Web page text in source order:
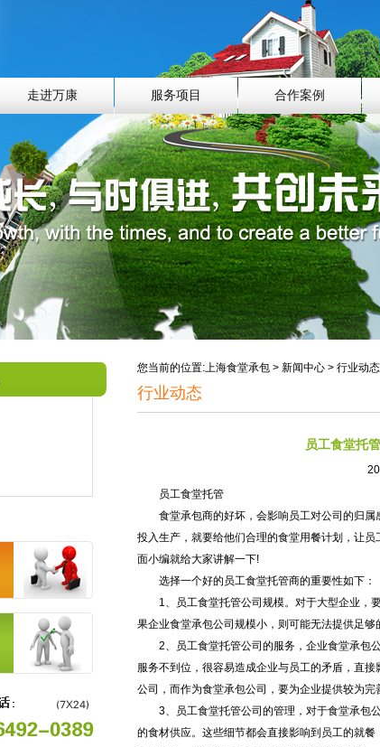
走进万康 服务项目 合作案例
您当前的位置:上海食堂承包 > 新闻中心 > 行业动态
行业动态
员工食堂托
员工食堂托管
食堂承包商的好坏，会影响员工对公司的归属
投入生产，就要给他们合理的食堂用餐计划，让
面小编就给大家讲解一下!
选择一个好的员工食堂托管商的重要性如下：
1、员工食堂托管公司规模。对于大型企业，要
果企业食堂承包公司规模小，则可能无法提供足够
2、员工食堂托管公司的服务，企业食堂承包公
服务不到位，很容易造成企业与员工的矛盾，直
公司，而作为食堂承包公司，要为企业提供较为完
3、员工食堂托管公司的管理，对于食堂承包
的食材供应。这些细节都会直接影响到员工的就